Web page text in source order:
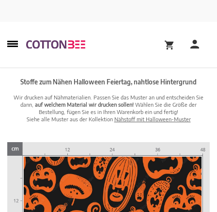
Stoffe zum Nähen Halloween Feiertag, nahtlose Hintergrund
Wir drucken auf Nähmaterialien. Passen Sie das Muster an und entscheiden Sie
dann, auf welchem Material wir drucken sollen! Wählen Sie die Größe der
Bestellung, fügen Sie es in Ihren Warenkorb ein und fertig!
Siehe alle Muster aus der Kollektion Nähstoff mit Halloween-Muster